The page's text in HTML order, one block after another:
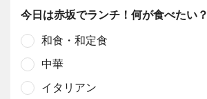
今日は赤坂でランチ！何が食べたい？
和食・和定食
中華
イタリアン